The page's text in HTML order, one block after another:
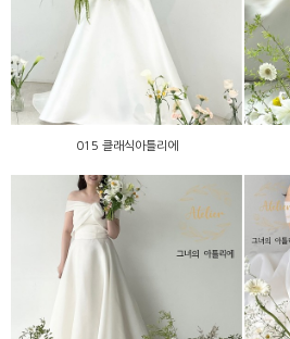
015 클래식아틀리에
015 클래식아틀리에
013 클래식아틀리에